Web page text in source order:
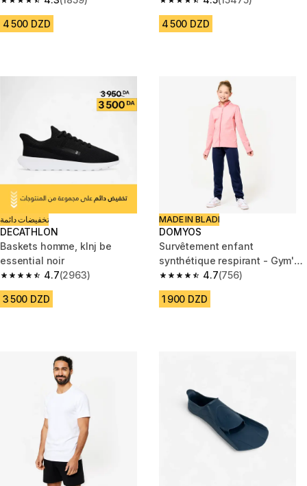
4.3 out of 5 stars from 1859 reviews
4 500 DZD
4.5 out of 5 stars from 15475
4 500 DZD
تخفيضات دائمة
DECATHLON
Baskets homme, klnj be
essential noir
4.7
4.7 out of 5 stars from 2963 reviews
(2963)
3 500 DZD
MADE IN BLADI
DOMYOS
Survêtement enfant
synthétique respirant - Gym'y
rose et pantalon marine
4.7
4.7 out of 5 stars from 756
(756)
1 900 DZD